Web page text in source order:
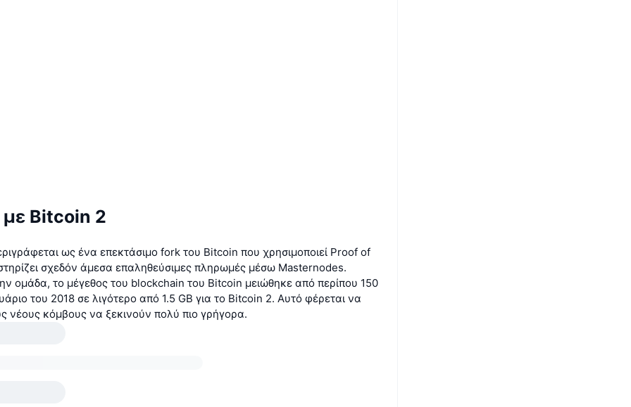
με Bitcoin 2
ως ένα επεκτάσιμο fork του Bitcoin που χρησιμοποιεί Proof of
σχεδόν άμεσα επαληθεύσιμες πληρωμές μέσω Masternodes.
ομάδα, το μέγεθος του blockchain του Bitcoin μειώθηκε από περίπου 150
του 2018 σε λιγότερο από 1.5 GB για το Bitcoin 2. Αυτό φέρεται να
νέους κόμβους να ξεκινούν πολύ πιο γρήγορα.